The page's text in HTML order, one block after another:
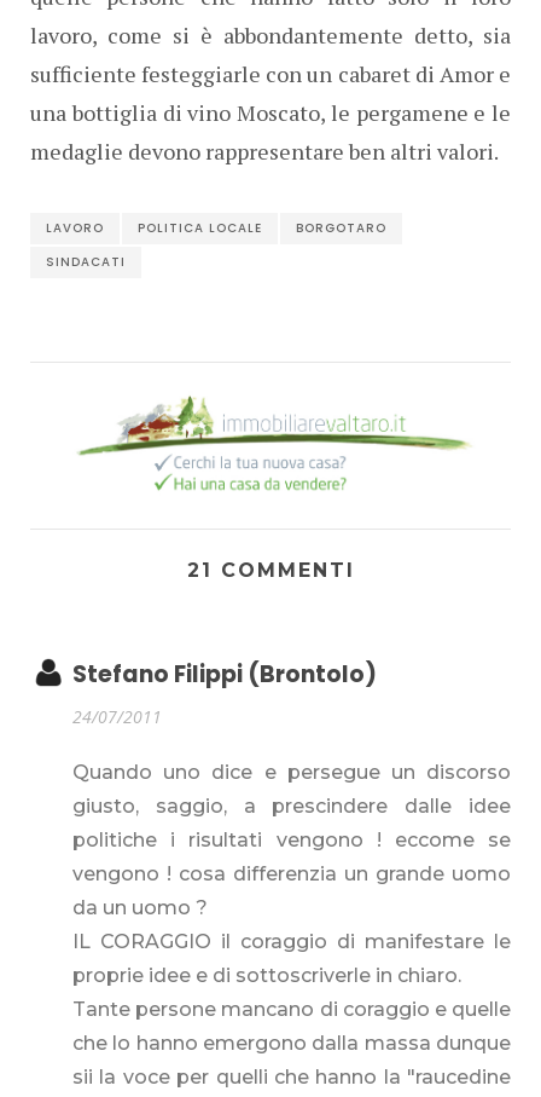
lavoro, come si è abbondantemente detto, sia
sufficiente festeggiarle con un cabaret di Amor e
una bottiglia di vino Moscato, le pergamene e le
medaglie devono rappresentare ben altri valori.
LAVORO POLITICA LOCALE
BORGOTARO
SINDACATI
21 COMMENTI
Stefano Filippi (Brontolo)
24/07/2011
Quando uno dice e persegue un discorso
giusto, saggio, a prescindere dalle idee
politiche i risultati vengono ! eccome se
vengono ! cosa differenzia un grande uomo
da un uomo ?
IL CORAGGIO il coraggio di manifestare le
proprie idee e di sottoscriverle in chiaro.
Tante persone mancano di coraggio e quelle
che lo hanno emergono dalla massa dunque
sii la voce per quelli che hanno la "raucedine